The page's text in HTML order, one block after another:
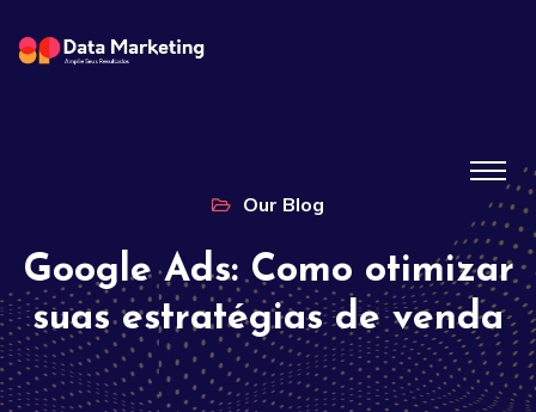
Our Blog
Google Ads: Como otimizar
suas estratégias de venda